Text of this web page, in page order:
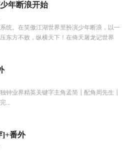
年断浪开始
统。在笑傲江湖世界里扮演少年断浪，以一
东方不败，纵横天下！在倚天屠龙记世界
钟业界精英关键字主角孟简┃配角周先生┃
...
]+番外